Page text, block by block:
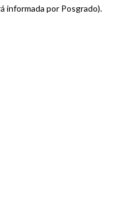
informada por Posgrado).